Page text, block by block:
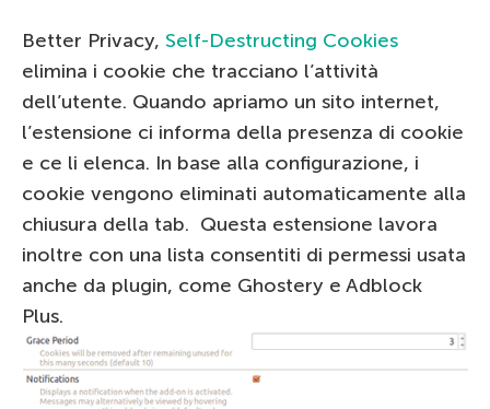
Better Privacy, Self-Destructing Cookies
elimina i cookie che tracciano l’attività
dell’utente. Quando apriamo un sito internet,
l’estensione ci informa della presenza di cookie
e ce li elenca. In base alla configurazione, i
cookie vengono eliminati automaticamente alla
chiusura della tab. Questa estensione lavora
inoltre con una lista consentiti di permessi usata
anche da plugin, come Ghostery e Adblock
Plus.